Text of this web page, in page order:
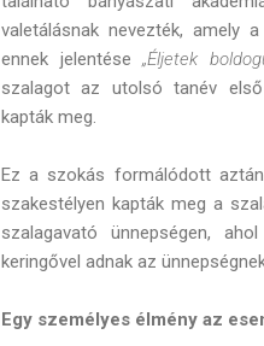
valetálásnak nevezték, amely
ennek jelentése „Éljetek
szalagot az utolsó tanév
kapták meg.
Ez a szokás formálódott
szakestélyen kapták meg a
szalagavató ünnepségen,
keringővel adnak az
Egy személyes élmény az